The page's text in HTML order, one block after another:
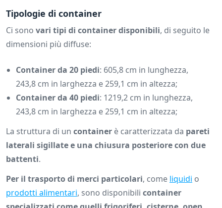
Tipologie di container
Ci sono vari tipi di container disponibili, di seguito le
dimensioni più diffuse:
Container da 20 piedi: 605,8 cm in lunghezza,
243,8 cm in larghezza e 259,1 cm in altezza;
Container da 40 piedi: 1219,2 cm in lunghezza,
243,8 cm in larghezza e 259,1 cm in altezza;
La struttura di un container è caratterizzata da pareti
laterali sigillate e una chiusura posteriore con due
battenti.
Per il trasporto di merci particolari, come liquidi o
prodotti alimentari, sono disponibili container